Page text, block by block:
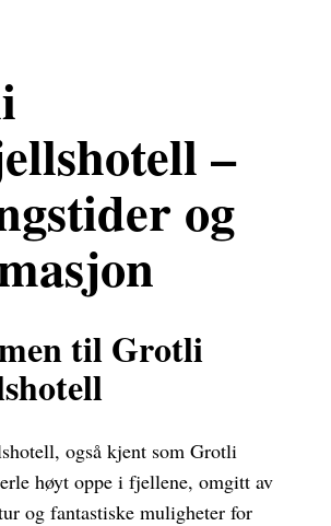
–
og
til Grotli
også kjent som Grotli
høyt oppe i fjellene, omgitt av
og fantastiske muligheter for